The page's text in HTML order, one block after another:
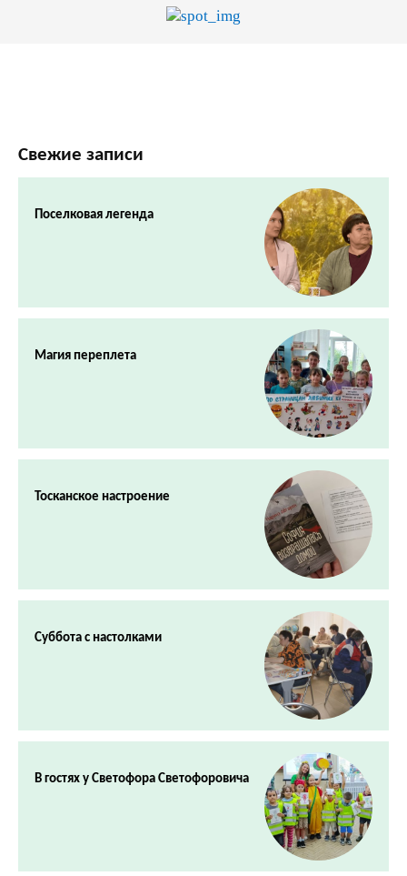
Свежие записи
Поселковая легенда
Магия переплета
Тосканское настроение
Суббота с настолками
В гостях у Светофора Светофоровича